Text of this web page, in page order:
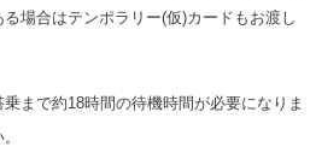
場合はテンポラリー(仮)カードもお渡し
まで約18時間の待機時間が必要になりま